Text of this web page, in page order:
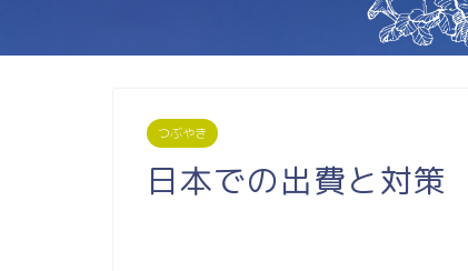
つぶやき
日本での出費と対策